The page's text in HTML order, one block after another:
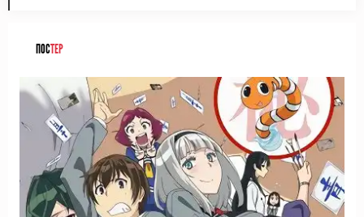
ПОСТЕР